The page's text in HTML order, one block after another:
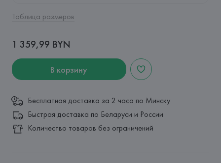
Таблица размеров
1 359,99 BYN
В корзину
Бесплатная доставка за 2 часа по Минску
Быстрая доставка по Беларуси и России
Количество товаров без ограничений